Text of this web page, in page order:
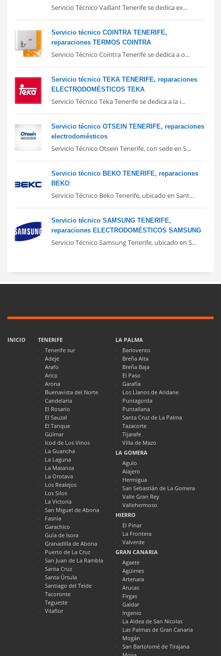
Servicio Técnico Vaillant Tenerife se dedica ex...
Servicio técnico COINTRA TENERIFE,
reparaciones TERMOS COINTRA
Servicio Técnico Cointra Tenerife se dedica a o...
Servicio técnico TEKA TENERIFE, reparaciones
ELECTRODOMÉSTICOS TEKA
Servicio Técnico Teka Tenerife se dedica a la i...
Servicio técnico OTSEIN TENERIFE, reparaciones
electrodomésticos
Servicio Técnico Otsein Tenerife, con sede en S...
Servicio técnico BEKO TENERIFE, reparaciones
BEKO
Servicio Técnico Beko Tenerife, ubicado en Sant...
Servicio técnico SAMSUNG TENERIFE,
reparaciones ELECTRODOMÉSTICOS SAMSUNG
Servicio Técnico Samsung Tenerife, ubicado en S...
INICIO
TENERIFE
Tenerife sur
Adeje
Arafo
Arico
Arona
Buenavista del Norte
Candelaria
El Rosario
El Sauzal
El Tanque
Güímar
Icod de Los Vinos
La Guancha
La Laguna
La Matanza
La Orotava
Los Realejos
Los Silos
La Victoria
San Miguel de Abona
Fasnia
Garachico
Guía de Isora
Granadilla de Abona
Puerto de La Cruz
San Juan de La Rambla
Santa Cruz
Santa Úrsula
Santiago del Teide
Tacoronte
Tegueste
Vilaflor
LA PALMA
Barlovento
Breña Alta
Breña Baja
El Paso
Garafía
Los Llanos de Aridane
Puntagorda
Puntallana
Santa Cruz de La Palma
Tazacorte
Tijarafe
Villa de Mazo
LA GOMERA
Agulo
Alajero
Hermigua
San Sebastián de La Gomera
Valle Gran Rey
Vallehermoso
HIERRO
El Pinar
La Frontera
Valverde
GRAN CANARIA
Agaete
Agüimes
Artenara
Arucas
Firgas
Galdar
Ingenio
La Aldea de San Nicolas
Las Palmas de Gran Canaria
Mogán
San Bartolomé de Tirajana